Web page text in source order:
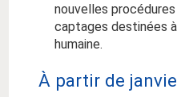
nouvelles
captages destinées
humaine.
À partir de